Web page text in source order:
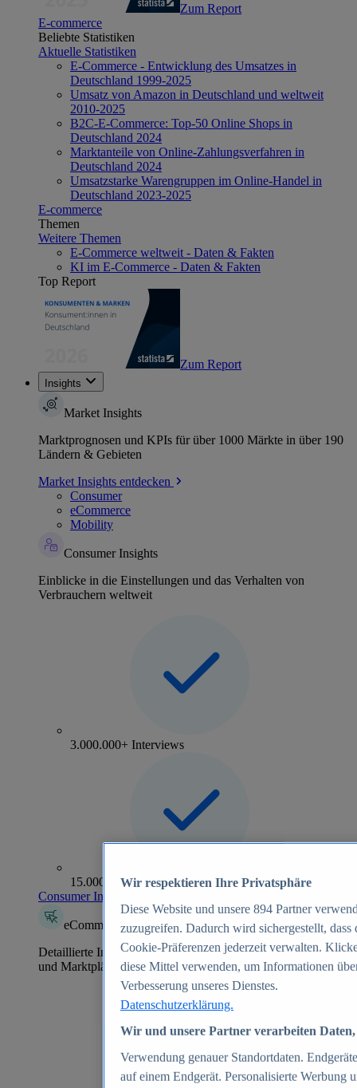
Zum Report
E-commerce
Beliebte Statistiken
Aktuelle Statistiken
E-Commerce - Entwicklung des Umsatzes in
Deutschland 1999-2025
Umsatz von Amazon in Deutschland und weltweit
2010-2025
B2C-E-Commerce: Top-50 Online Shops in
Deutschland 2024
Marktanteile von Online-Zahlungsverfahren in
Deutschland 2024
Umsatzstarke Warengruppen im Online-Handel in
Deutschland 2023-2025
E-commerce
Themen
Weitere Themen
E-Commerce weltweit - Daten & Fakten
KI im E-Commerce - Daten & Fakten
Top Report
Zum Report
Insights
Market Insights
Marktprognosen und KPIs für über 1000 Märkte in über 190
Ländern & Gebieten
Market Insights entdecken
Consumer
eCommerce
Mobility
Consumer Insights
Einblicke in die Einstellungen und das Verhalten von
Verbrauchern weltweit
3.000.000+ Interviews
15.000+ Marken
Consumer Insights entdecken
eCommerce Insights
Detaillierte Informationen zu mehr als 39.000 Online-Shops
und Marktplätzen
Wir respektieren Ihre Privatsphäre
Diese Website und unsere 894 Partner
zuzugreifen. Dadurch wird sichergestellt,
Cookie-Präferenzen jederzeit verwalten.
diese Mittel verwenden, um Informationen
Verbesserung unseres Dienstes.
Datenschutzerklärung.
Wir und unsere Partner verarbeiten
Verwendung genauer Standortdaten.
auf einem Endgerät. Personalisierte Werbung